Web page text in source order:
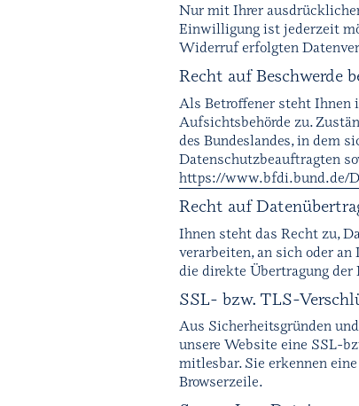
Nur mit Ihrer
Einwilligung ist jederzeit
Widerruf erfolgten
Recht auf Beschwerde
Als Betroffener steht Ihnen
Aufsichtsbehörde zu.
des Bundeslandes, in dem
Datenschutzbeauftragten
https://www.bfdi.bund.de/
Recht auf
Ihnen steht das Recht zu,
verarbeiten, an sich oder
die direkte Übertragung der
SSL- bzw. TLS-
Aus Sicherheitsgründen
unsere Website eine SSL-
mitlesbar. Sie erkennen
Browserzeile.